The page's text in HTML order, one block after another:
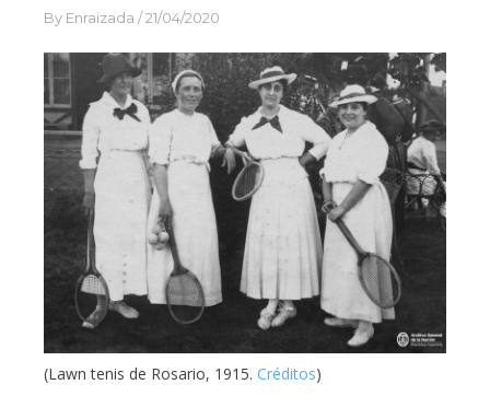
By Enraizada 21/04/2020
(Lawn tenis de Rosario, 1915. Créditos)